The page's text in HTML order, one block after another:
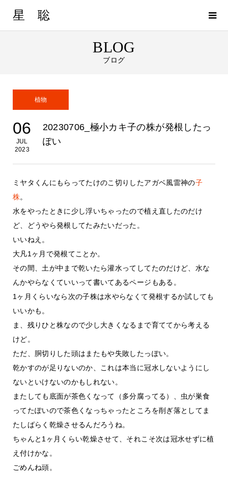
星 聡
BLOG
ブログ
植物
06
JUL
2023
20230706_極小カキ子の株が発根したっ
ぽい
ミヤタくんにもらってたけのこ切りしたアガベ風雷神の子
株。
水をやったときに少し浮いちゃったので植え直したのだけ
ど、どうやら発根してたみたいだった。
いいねえ。
大凡1ヶ月で発根てことか。
その間、土が中まで乾いたら灌水ってしてたのだけど、水な
んかやらなくていいって書いてあるページもある。
1ヶ月くらいなら次の子株は水やらなくて発根するか試しても
いいかも。
ま、残りひと株なので少し大きくなるまで育ててから考える
けど。
ただ、胴切りした頭はまたもや失敗したっぽい。
乾かすのが足りないのか、これは本当に冠水しないようにし
ないといけないのかもしれない。
またしても底面が茶色くなって（多分腐ってる）、虫が巣食
ってたぽいので茶色くなっちゃったところを削ぎ落としてま
たしばらく乾燥させるんだろうね。
ちゃんと1ヶ月くらい乾燥させて、それこそ次は冠水せずに植
え付けかな。
ごめんね頭。